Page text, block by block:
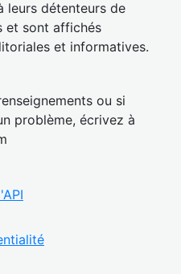
leurs détenteurs de
et sont affichés
et informatives.
ou si
problème, écrivez à